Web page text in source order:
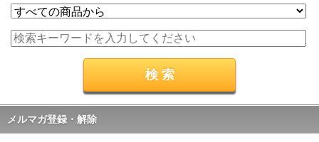
メルマガ登録・解除